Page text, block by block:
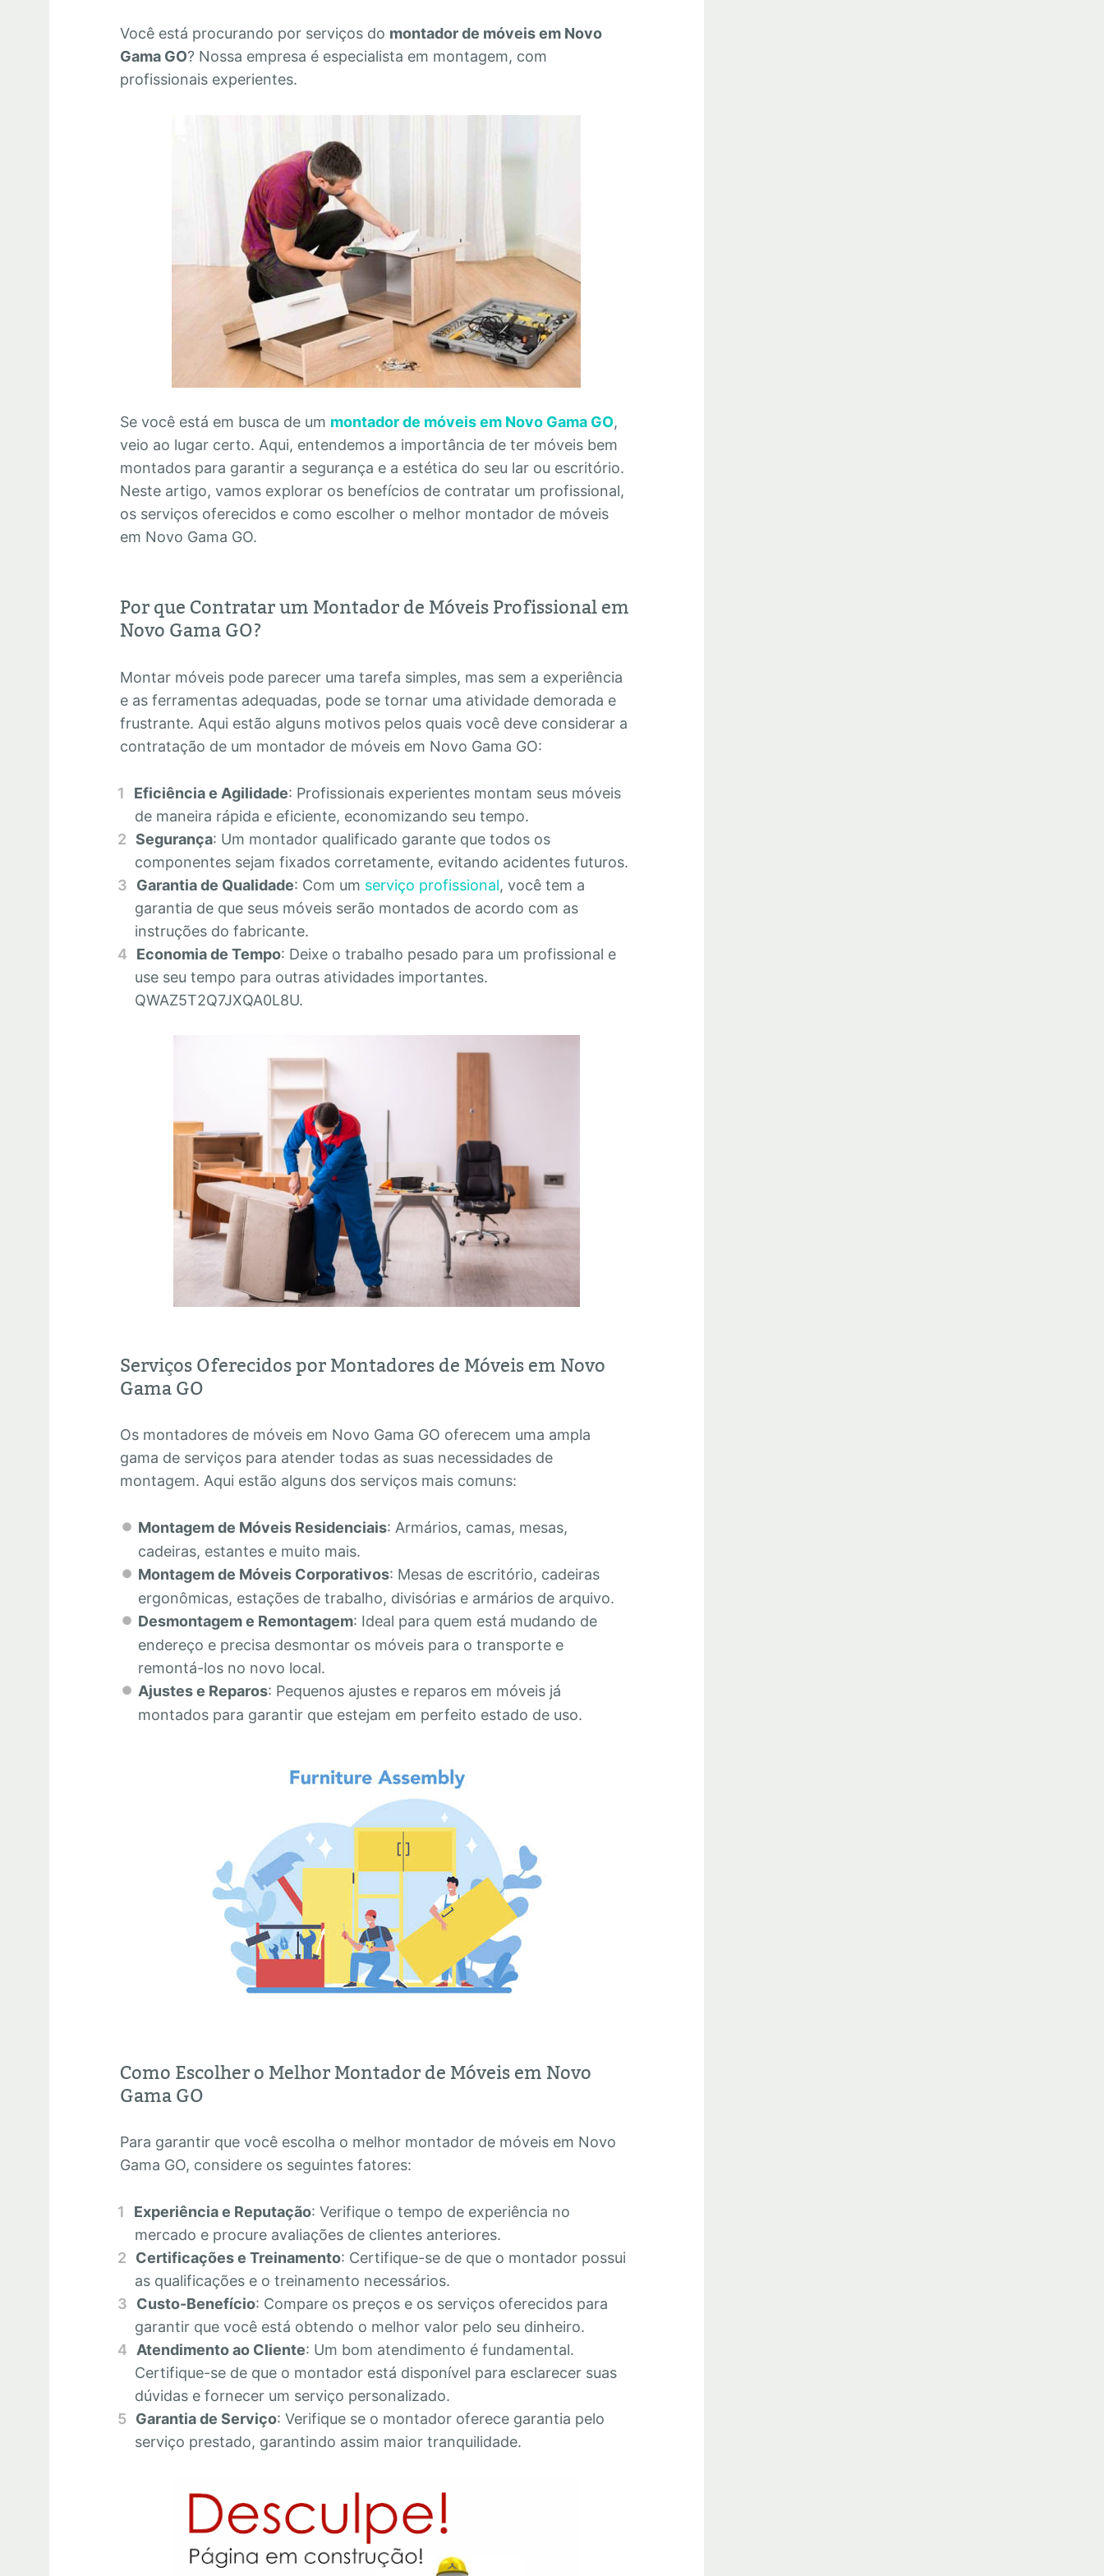
Você está procurando por serviços do montador de móveis em Novo
Gama GO? Nossa empresa é especialista em montagem, com
profissionais experientes.
Se você está em busca de um montador de móveis em Novo Gama GO,
veio ao lugar certo. Aqui, entendemos a importância de ter móveis bem
montados para garantir a segurança e a estética do seu lar ou escritório.
Neste artigo, vamos explorar os benefícios de contratar um profissional,
os serviços oferecidos e como escolher o melhor montador de móveis
em Novo Gama GO.
Por que Contratar um Montador de Móveis Profissional em
Novo Gama GO?
Montar móveis pode parecer uma tarefa simples, mas sem a experiência
e as ferramentas adequadas, pode se tornar uma atividade demorada e
frustrante. Aqui estão alguns motivos pelos quais você deve considerar a
contratação de um montador de móveis em Novo Gama GO:
Eficiência e Agilidade: Profissionais experientes montam seus móveis
de maneira rápida e eficiente, economizando seu tempo.
Segurança: Um montador qualificado garante que todos os
componentes sejam fixados corretamente, evitando acidentes futuros.
Garantia de Qualidade: Com um serviço profissional, você tem a
garantia de que seus móveis serão montados de acordo com as
instruções do fabricante.
Economia de Tempo: Deixe o trabalho pesado para um profissional e
use seu tempo para outras atividades importantes.
QWAZ5T2Q7JXQA0L8U.
Serviços Oferecidos por Montadores de Móveis em Novo
Gama GO
Os montadores de móveis em Novo Gama GO oferecem uma ampla
gama de serviços para atender todas as suas necessidades de
montagem. Aqui estão alguns dos serviços mais comuns:
Montagem de Móveis Residenciais: Armários, camas, mesas,
cadeiras, estantes e muito mais.
Montagem de Móveis Corporativos: Mesas de escritório, cadeiras
ergonômicas, estações de trabalho, divisórias e armários de arquivo.
Desmontagem e Remontagem: Ideal para quem está mudando de
endereço e precisa desmontar os móveis para o transporte e
remontá-los no novo local.
Ajustes e Reparos: Pequenos ajustes e reparos em móveis já
montados para garantir que estejam em perfeito estado de uso.
Como Escolher o Melhor Montador de Móveis em Novo
Gama GO
Para garantir que você escolha o melhor montador de móveis em Novo
Gama GO, considere os seguintes fatores:
Experiência e Reputação: Verifique o tempo de experiência no
mercado e procure avaliações de clientes anteriores.
Certificações e Treinamento: Certifique-se de que o montador possui
as qualificações e o treinamento necessários.
Custo-Benefício: Compare os preços e os serviços oferecidos para
garantir que você está obtendo o melhor valor pelo seu dinheiro.
Atendimento ao Cliente: Um bom atendimento é fundamental.
Certifique-se de que o montador está disponível para esclarecer suas
dúvidas e fornecer um serviço personalizado.
Garantia de Serviço: Verifique se o montador oferece garantia pelo
serviço prestado, garantindo assim maior tranquilidade.